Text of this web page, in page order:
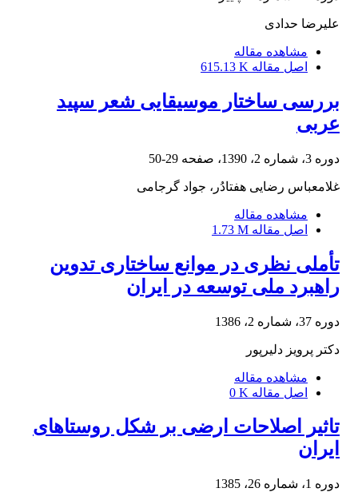
علیرضا حدادی
مشاهده مقاله
اصل مقاله 615.13 K
بررسی ساختار موسیقایی شعر سپید
عربی
دوره 3، شماره 2، 1390، صفحه 29-50
غلامعباس رضایی هفتادُر، جواد گرجامی
مشاهده مقاله
اصل مقاله 1.73 M
تأملی نظری در موانع ساختاری تدوین
راهبرد ملی توسعه در ایران
دوره 37، شماره 2، 1386
دکتر پرویز دلیرپور
مشاهده مقاله
اصل مقاله 0 K
تاثیر اصلاحات ارضی بر شکل روستاهای
ایران
دوره 1، شماره 26، 1385